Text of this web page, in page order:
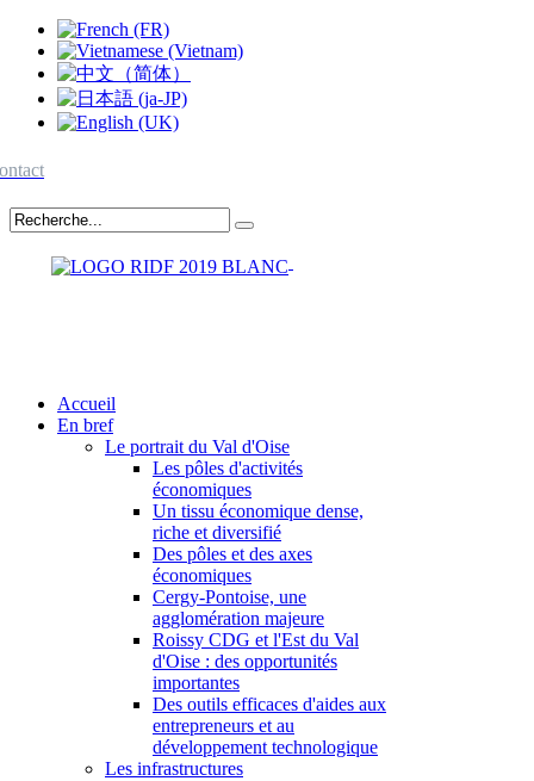
Accueil
En bref
Le portrait du Val d'Oise
Les pôles d'activités
économiques
Un tissu économique dense,
riche et diversifié
Des pôles et des axes
économiques
Cergy-Pontoise, une
agglomération majeure
Roissy CDG et l'Est du Val
d'Oise : des opportunités
importantes
Des outils efficaces d'aides aux
entrepreneurs et au
développement technologique
Les infrastructures